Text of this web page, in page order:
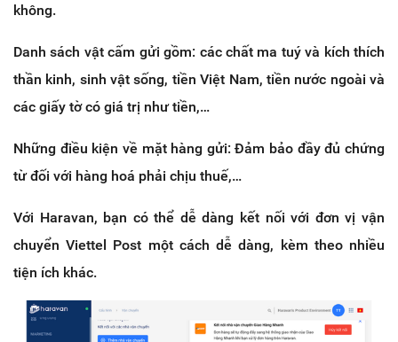
không.
Danh sách vật cấm gửi gồm: các chất ma tuý và kích thích
thần kinh, sinh vật sống, tiền Việt Nam, tiền nước ngoài và
các giấy tờ có giá trị như tiền,…
Những điều kiện về mặt hàng gửi: Đảm bảo đầy đủ chứng
từ đối với hàng hoá phải chịu thuế,…
Với Haravan, bạn có thể dễ dàng kết nối với đơn vị vận
chuyển Viettel Post một cách dễ dàng, kèm theo nhiều
tiện ích khác.